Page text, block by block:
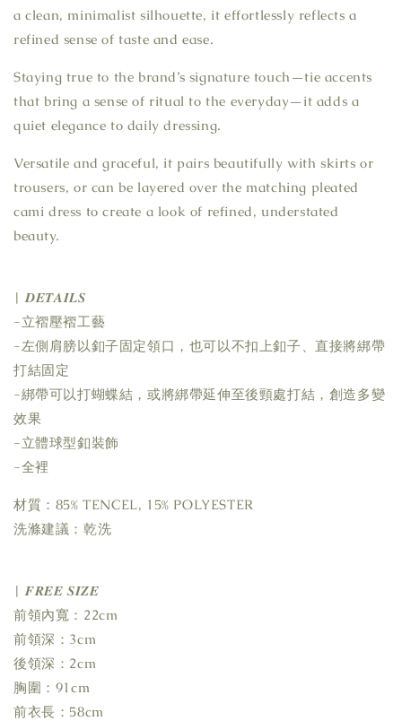
a clean, minimalist silhouette, it effortlessly reflects a
refined sense of taste and ease.
Staying true to the brand’s signature touch—tie accents
that bring a sense of ritual to the everyday—it adds a
quiet elegance to daily dressing.
Versatile and graceful, it pairs beautifully with skirts or
trousers, or can be layered over the matching pleated
cami dress to create a look of refined, understated
beauty.
| 𝑫𝑬𝑻𝑨𝑰𝑳𝑺
-立褶壓褶工藝
-左側肩膀以釦子固定領口，也可以不扣上釦子、直接將綁帶
打結固定
-綁帶可以打蝴蝶結，或將綁帶延伸至後頸處打結，創造多變
效果
-立體球型釦裝飾
-全裡
材質：85% TENCEL, 15% POLYESTER
洗滌建議：乾洗
| 𝑭𝑹𝑬𝑬 𝑺𝑰𝒁𝑬
前領內寬：22cm
前領深：3cm
後領深：2cm
胸圍：91cm
前衣長：58cm